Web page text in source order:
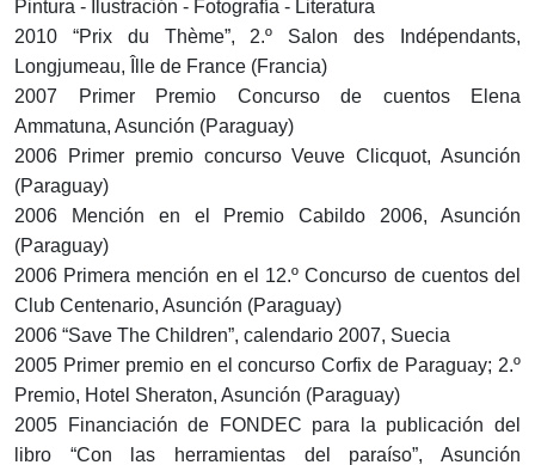
Pintura - Ilustración - Fotografía - Literatura
2010 “Prix du Thème”, 2.º Salon des Indépendants,
Longjumeau, Îlle de France (Francia)
2007 Primer Premio Concurso de cuentos Elena
Ammatuna, Asunción (Paraguay)
2006 Primer premio concurso Veuve Clicquot, Asunción
(Paraguay)
2006 Mención en el Premio Cabildo 2006, Asunción
(Paraguay)
2006 Primera mención en el 12.º Concurso de cuentos del
Club Centenario, Asunción (Paraguay)
2006 “Save The Children”, calendario 2007, Suecia
2005 Primer premio en el concurso Corfix de Paraguay; 2.º
Premio, Hotel Sheraton, Asunción (Paraguay)
2005 Financiación de FONDEC para la publicación del
libro “Con las herramientas del paraíso”, Asunción